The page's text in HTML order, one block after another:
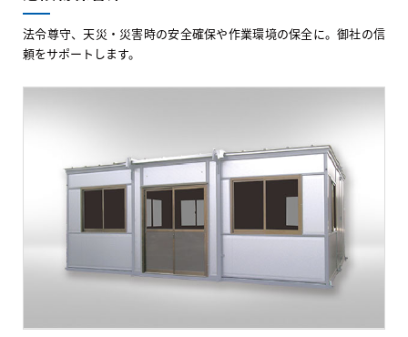
法令尊守、天災・災害時の安全確保や作業環境の保全に。御社の信
頼をサポートします。